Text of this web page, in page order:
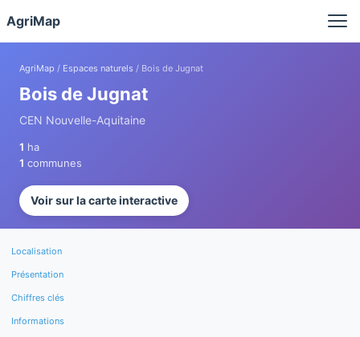
AgriMap
AgriMap / Espaces naturels / Bois de Jugnat
Bois de Jugnat
CEN Nouvelle-Aquitaine
1 ha
1 communes
Voir sur la carte interactive
Localisation
Présentation
Chiffres clés
Informations